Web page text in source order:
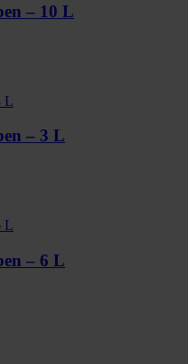
– 10 L
– 3 L
– 6 L